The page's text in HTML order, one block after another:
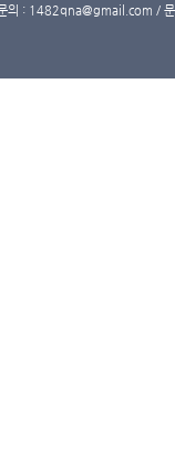
의 : 1482qna@gmail.com /